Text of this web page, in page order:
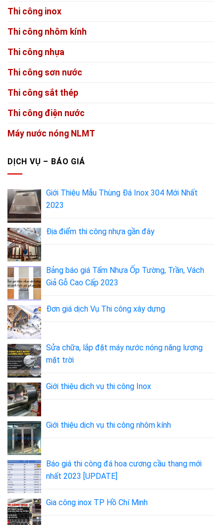
Thi công inox
Thi công nhôm kính
Thi công nhựa
Thi công sơn nước
Thi công sắt thép
Thi công điện nước
Máy nước nóng NLMT
DỊCH VỤ – BÁO GIÁ
Giới Thiệu Mẫu Thùng Đá Inox 304 Mới Nhất
2023
Địa điểm thi công nhựa gần đây
Bảng báo giá Tấm Nhựa Ốp Tường, Trần, Vách
Giả Gỗ Cao Cấp 2023
Đơn giá dịch Vụ Thi công xây dựng
Sửa chữa, lắp đặt máy nước nóng năng lượng
mặt trời
Giới thiệu dịch vụ thi công Inox
Giới thiệu dịch vụ thi công nhôm kính
Báo giá thi công đá hoa cương cầu thang mới
nhất 2023 [UPDATE]
Gia công inox TP Hồ Chí Minh